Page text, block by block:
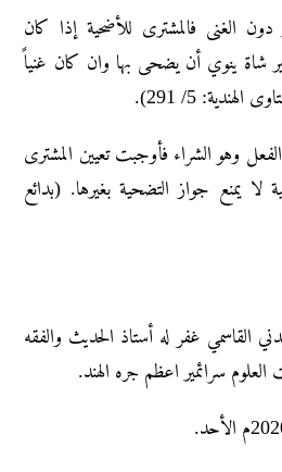
الغنی فالمشتری للأضحیة إذا کان
شاۃ ینوي أن یضحی بها وان کان غنیاً
5/ 291).
وهو الشراء فأوجبت تعیین المشتری
لا یمنع جواز التضحیة بغیرها. (بدائع
القاسمي غفر له أستاذ الحديث والفقه
العلوم سرائمير اعظم جره الهند.